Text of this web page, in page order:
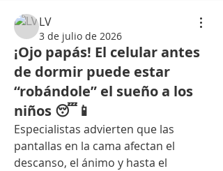
LV
3 de julio de 2026
¡Ojo papás! El celular antes
de dormir puede estar
“robándole” el sueño a los
niños 😴📱
Especialistas advierten que las
pantallas en la cama afectan el
descanso, el ánimo y hasta el